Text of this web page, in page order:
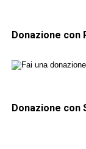
Donazione con
Donazione con